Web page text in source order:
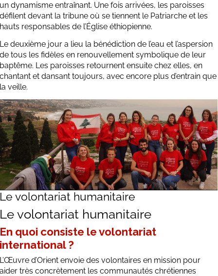
un dynamisme entraînant. Une fois arrivées, les paroisses
défilent devant la tribune où se tiennent le Patriarche et les
hauts responsables de l’Église éthiopienne.
Le deuxième jour a lieu la bénédiction de l’eau et l’aspersion
de tous les fidèles en renouvellement symbolique de leur
baptême. Les paroisses retournent ensuite chez elles, en
chantant et dansant toujours, avec encore plus d’entrain que
la veille.
Le volontariat humanitaire
Le volontariat humanitaire
En quoi consiste le volontariat
international ?
L’Œuvre d’Orient envoie des volontaires en mission pour
aider très concrètement les communautés chrétiennes